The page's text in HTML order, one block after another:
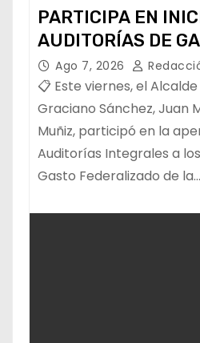
PARTICIPA EN
AUDITORÍAS DE
FEDERALIZADO 📝
Ago 7, 2026
📋 Este viernes, el
Graciano Sánchez, Juan
Muñiz, participó en la
Auditorías Integrales a
Gasto Federalizado de la…